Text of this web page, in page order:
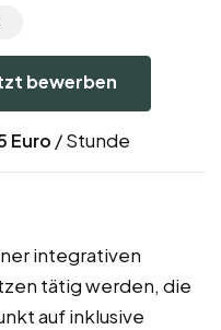
bewerben
Euro / Stunde
integrativen
tätig werden, die
auf inklusive